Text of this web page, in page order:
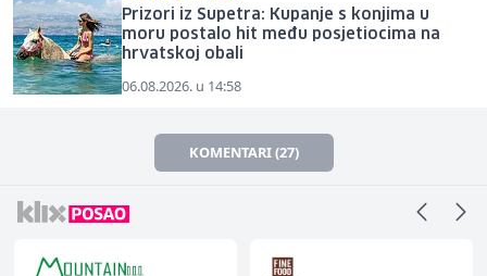
Prizori iz Supetra: Kupanje s konjima u
moru postalo hit među posjetiocima na
hrvatskoj obali
06.08.2026. u 14:58
KOMENTARI (27)